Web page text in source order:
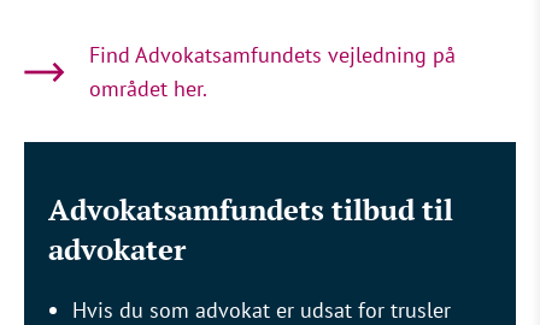
Find Advokatsamfundets vejledning på
området her.
Advokatsamfundets tilbud til
advokater
Hvis du som advokat er udsat for trusler